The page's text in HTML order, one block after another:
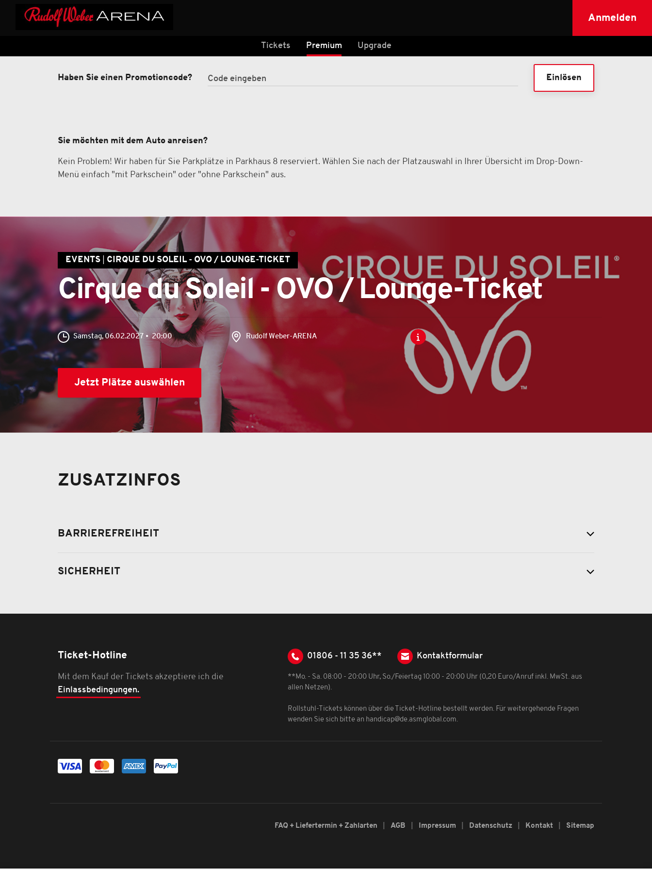
Anmelden
Tickets Premium Upgrade
Haben Sie einen Promotioncode? Einlösen
Sie möchten mit dem Auto anreisen?
Kein Problem! Wir haben für Sie Parkplätze in Parkhaus 8 reserviert. Wählen Sie nach der Platzauswahl in Ihrer Übersicht im Drop-Down-
Menü einfach "mit Parkschein" oder "ohne Parkschein" aus.
EVENTS CIRQUE DU SOLEIL - OVO / LOUNGE-TICKET
Cirque du Soleil - OVO / Lounge-Ticket
Samstag, 06.02.2027 20:00 Rudolf Weber-ARENA
Jetzt Plätze auswählen
ZUSATZINFOS
BARRIEREFREIHEIT
SICHERHEIT
Ticket-Hotline
Mit dem Kauf der Tickets akzeptiere ich die
Einlassbedingungen.
01806 - 11 35 36** Kontaktformular
**Mo. - Sa. 08:00 - 20:00 Uhr, So./Feiertag 10:00 - 20:00 Uhr (0,20 Euro/Anruf inkl. MwSt. aus
allen Netzen).
Rollstuhl-Tickets können über die Ticket-Hotline bestellt werden. Für weitergehende Fragen
wenden Sie sich bitte an handicap@de.asmglobal.com.
FAQ + Liefertermin + Zahlarten AGB Impressum Datenschutz Kontakt Sitemap